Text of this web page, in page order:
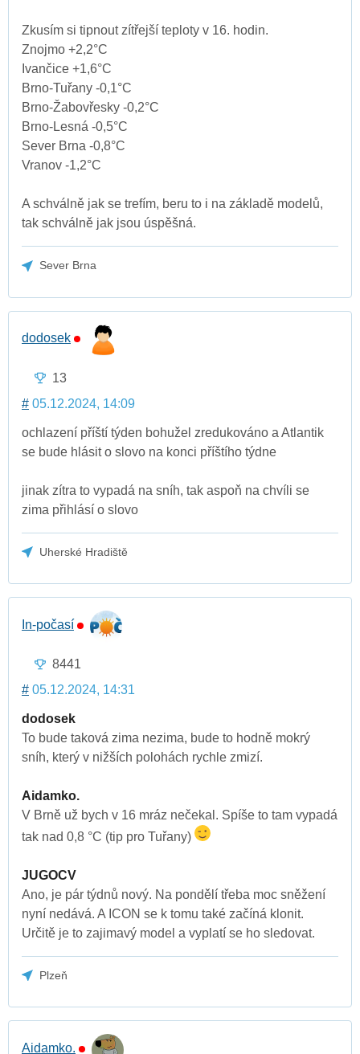
Zkusím si tipnout zítřejší teploty v 16. hodin.
Znojmo +2,2°C
Ivančice +1,6°C
Brno-Tuřany -0,1°C
Brno-Žabovřesky -0,2°C
Brno-Lesná -0,5°C
Sever Brna -0,8°C
Vranov -1,2°C
A schválně jak se trefím, beru to i na základě modelů,
tak schválně jak jsou úspěšná.
Sever Brna
dodosek
13
# 05.12.2024, 14:09
ochlazení příští týden bohužel zredukováno a Atlantik
se bude hlásit o slovo na konci příštího týdne
jinak zítra to vypadá na sníh, tak aspoň na chvíli se
zima přihlásí o slovo
Uherské Hradiště
In-počasí
8441
# 05.12.2024, 14:31
dodosek
To bude taková zima nezima, bude to hodně mokrý
sníh, který v nižších polohách rychle zmizí.
Aidamko.
V Brně už bych v 16 mráz nečekal. Spíše to tam vypadá
tak nad 0,8 °C (tip pro Tuřany)
JUGOCV
Ano, je pár týdnů nový. Na pondělí třeba moc sněžení
nyní nedává. A ICON se k tomu také začíná klonit.
Určitě je to zajimavý model a vyplatí se ho sledovat.
Plzeň
Aidamko.